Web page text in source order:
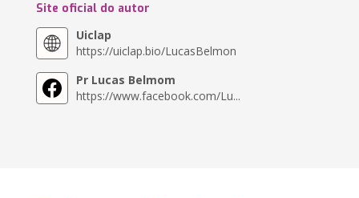
Site oficial do autor
Uiclap
https://uiclap.bio/LucasBelmon
Pr Lucas Belmom
https://www.facebook.com/Lu...